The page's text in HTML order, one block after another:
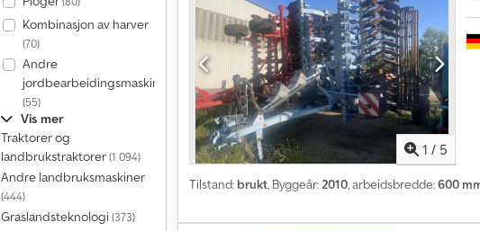
Kombinasjon av harver
(70)
Andre
jordbearbeidingsmaskiner
(55)
Vis mer
Traktorer og
landbrukstraktorer(1 094)
Andre landbruksmaskiner
(444)
Graslandsteknologi(373)
1 / 5
Tilstand: brukt, Byggeår:2010, arbeidsbredde:600